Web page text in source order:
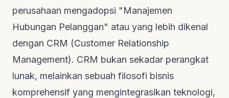
perusahaan mengadopsi "Manajemen
Hubungan Pelanggan" atau yang lebih dikenal
dengan CRM (Customer Relationship
Management). CRM bukan sekadar perangkat
lunak, melainkan sebuah filosofi bisnis
komprehensif yang mengintegrasikan teknologi,